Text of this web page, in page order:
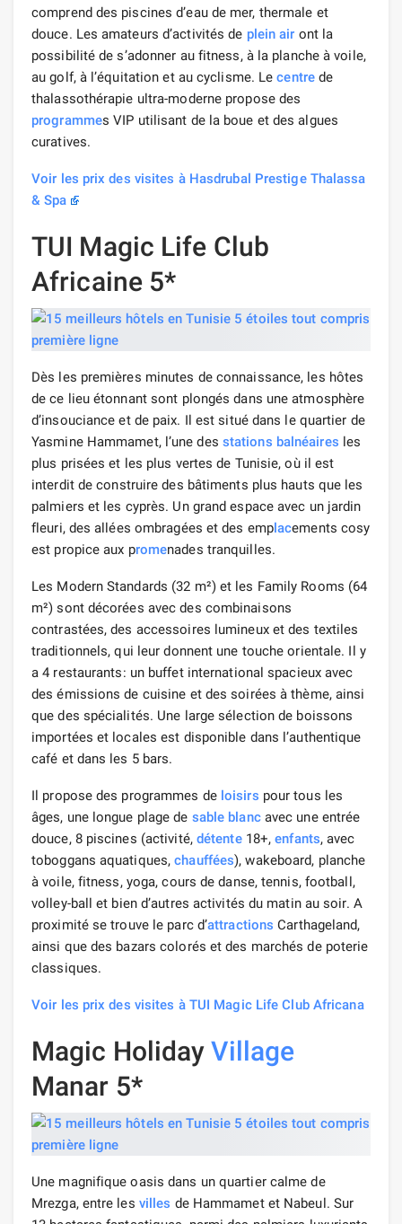
comprend des piscines d’eau de mer, thermale et
douce. Les amateurs d’activités de plein air ont la
possibilité de s’adonner au fitness, à la planche à voile,
au golf, à l’équitation et au cyclisme. Lecentrede
thalassothérapie ultra-moderne propose des
programmes VIP utilisant de la boue et des algues
curatives.
Voir les prix des visites à Hasdrubal Prestige Thalassa
& Spa
TUI Magic Life Club
Africaine 5*
Dès les premières minutes de connaissance, les hôtes
de ce lieu étonnant sont plongés dans une atmosphère
d’insouciance et de paix. Il est situé dans le quartier de
Yasmine Hammamet, l’une des stations balnéaires les
plus prisées et les plus vertes de Tunisie, où il est
interdit de construire des bâtiments plus hauts que les
palmiers et les cyprès. Un grand espace avec un jardin
fleuri, des allées ombragées et des emplacements cosy
est propice aux promenades tranquilles.
Les Modern Standards (32 m²) et les Family Rooms (64
m²) sont décorées avec des combinaisons
contrastées, des accessoires lumineux et des textiles
traditionnels, qui leur donnent une touche orientale. Il y
a 4 restaurants: un buffet international spacieux avec
des émissions de cuisine et des soirées à thème, ainsi
que des spécialités. Une large sélection de boissons
importées et locales est disponible dans l’authentique
café et dans les 5 bars.
Il propose des programmes de loisirs pour tous les
âges, une longue plage de sable blancavec une entrée
douce, 8 piscines (activité, détente18+,enfants, avec
toboggans aquatiques,chauffées), wakeboard, planche
à voile, fitness, yoga, cours de danse, tennis, football,
volley-ball et bien d’autres activités du matin au soir. A
proximité se trouve le parc d’attractions Carthageland,
ainsi que des bazars colorés et des marchés de poterie
classiques.
Voir les prix des visites à TUI Magic Life Club Africana
Magic HolidayVillage
Manar 5*
Une magnifique oasis dans un quartier calme de
Mrezga, entre les villes de Hammamet et Nabeul. Sur